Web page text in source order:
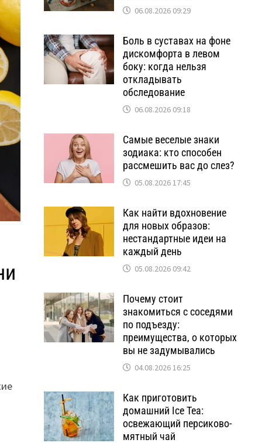
06.08.2026 09:29
Боль в суставах на фоне
дискомфорта в левом
боку: когда нельзя
откладывать
обследование
06.08.2026 09:18
Самые веселые знаки
зодиака: кто способен
рассмешить вас до слез?
05.08.2026 17:45
Как найти вдохновение
для новых образов:
нестандартные идеи на
каждый день
05.08.2026 09:42
Почему стоит
знакомиться с соседями
по подъезду:
преимущества, о которых
вы не задумывались
04.08.2026 16:25
Как приготовить
домашний Ice Tea:
освежающий персиково-
мятный чай